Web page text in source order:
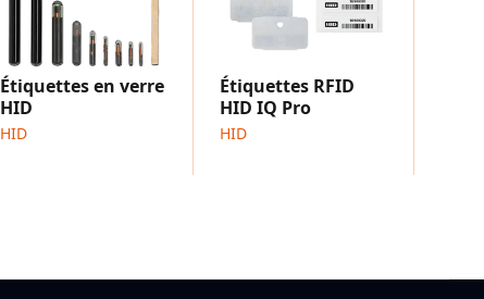
Étiquettes en verre
HID
HID
Étiquettes RFID
HID IQ Pro
HID